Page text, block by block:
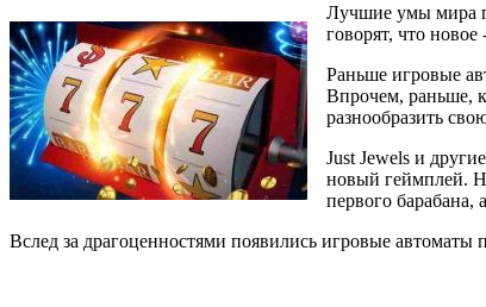
Лучшие умы мира
говорят, что
Раньше игровые
Впрочем, раньше,
разнообразить
Just Jewels и другие
новый геймплей.
первого барабана,
Вслед за драгоценностями появились игровые